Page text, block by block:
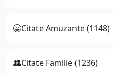
Citate Amuzante (1148)
Citate Familie (1236)